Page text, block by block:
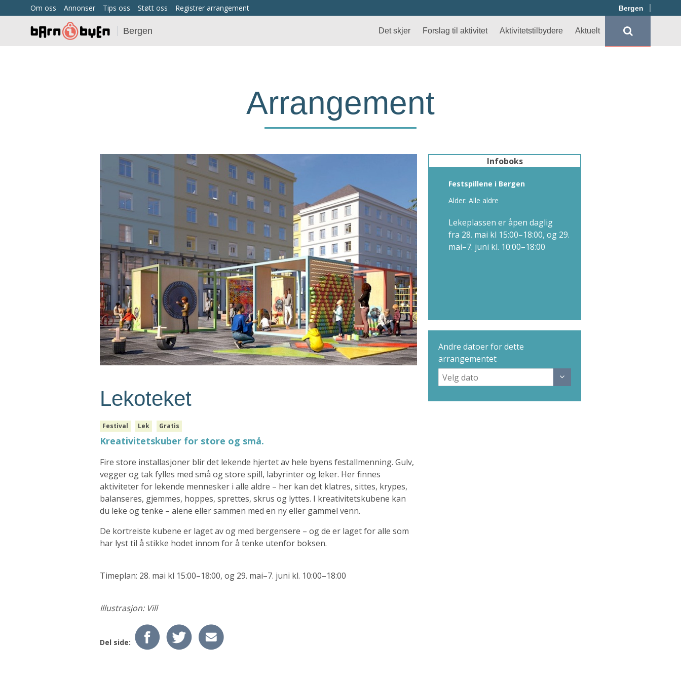
Om oss Annonser Tips oss Støtt oss Registrer arrangement Bergen
Bergen Det skjer Forslag til aktivitet Aktivitetstilbydere Aktuelt
Arrangement
Lekoteket
Festival Lek Gratis
Kreativitetskuber for store og små.
Fire store installasjoner blir det lekende hjertet av hele byens festallmenning. Gulv,
vegger og tak fylles med små og store spill, labyrinter og leker. Her finnes
aktiviteter for lekende mennesker i alle aldre – her kan det klatres, sittes, krypes,
balanseres, gjemmes, hoppes, sprettes, skrus og lyttes. I kreativitetskubene kan
du leke og tenke – alene eller sammen med en ny eller gammel venn.
De kortreiste kubene er laget av og med bergensere – og de er laget for alle som
har lyst til å stikke hodet innom for å tenke utenfor boksen.
Timeplan: 28. mai kl 15:00–18:00, og 29. mai–7. juni kl. 10:00–18:00
Illustrasjon: Vill
Del side:
Infoboks
Festspillene i Bergen
Alder: Alle aldre
Lekeplassen er åpen daglig
fra 28. mai kl 15:00–18:00, og 29.
mai–7. juni kl. 10:00–18:00
Andre datoer for dette
arrangementet